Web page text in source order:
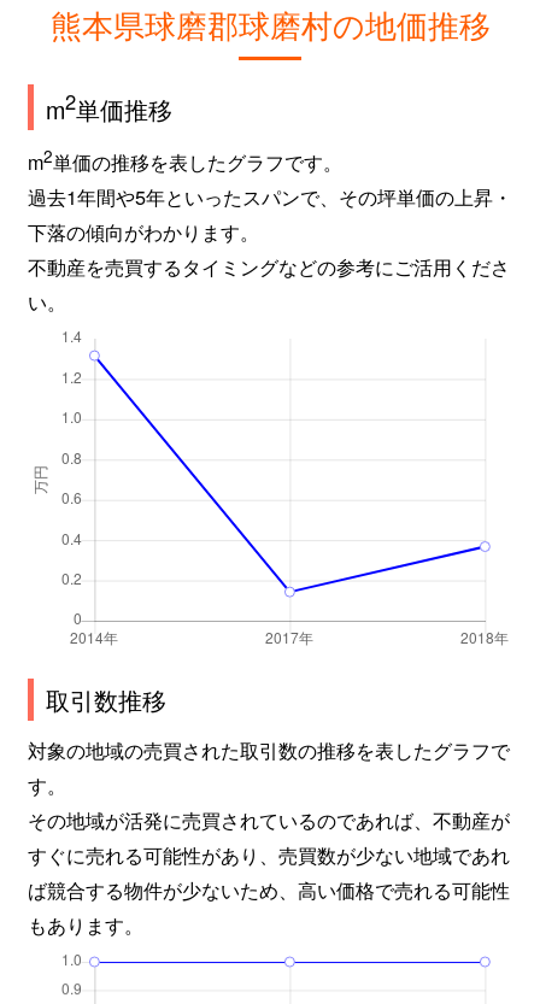
熊本県球磨郡球磨村の地価推移
m2単価推移
m2単価の推移を表したグラフです。
過去1年間や5年といったスパンで、その坪単価の上昇・
下落の傾向がわかります。
不動産を売買するタイミングなどの参考にご活用くださ
い。
取引数推移
対象の地域の売買された取引数の推移を表したグラフで
す。
その地域が活発に売買されているのであれば、不動産が
すぐに売れる可能性があり、売買数が少ない地域であれ
ば競合する物件が少ないため、高い価格で売れる可能性
もあります。